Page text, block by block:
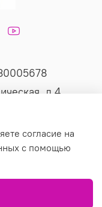
д 4
без письменного
согласие на
с помощью